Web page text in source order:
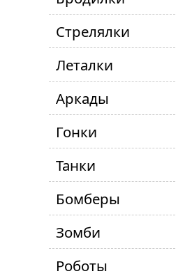
Стрелялки
Леталки
Аркады
Гонки
Танки
Бомберы
Зомби
Роботы